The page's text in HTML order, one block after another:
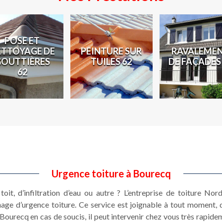
POSE ET
DE
62
PEINTURE SUR
TUILES 62
DE
Urgence toiture à Bourecq
d’infiltration d’eau ou autre ? L’entreprise de toiture
d’urgence toiture. Ce service est joignable à tout moment,
en cas de soucis, il peut intervenir chez vous très